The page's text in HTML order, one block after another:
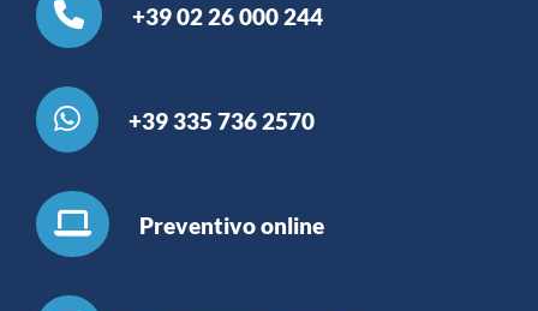
+39 02 26 000 244
+39 335 736 2570
Preventivo online